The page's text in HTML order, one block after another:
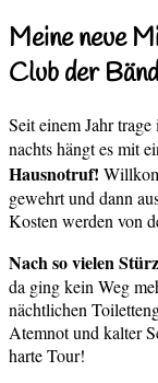
Meine neue
Club der
Seit einem Jahr
nachts hängt es mit
Hausnotruf!
gewehrt und dann
Kosten werden von
Nach so vielen
da ging kein Weg
nächtlichen
Atemnot und kalter
harte Tour!